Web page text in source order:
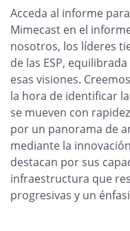
Acceda al informe
Mimecast en el
nosotros, los líderes
de las ESP,
esas visiones.
la hora de identificar
se mueven con
por un panorama de
mediante la
destacan por sus
infraestructura que
progresivas y un